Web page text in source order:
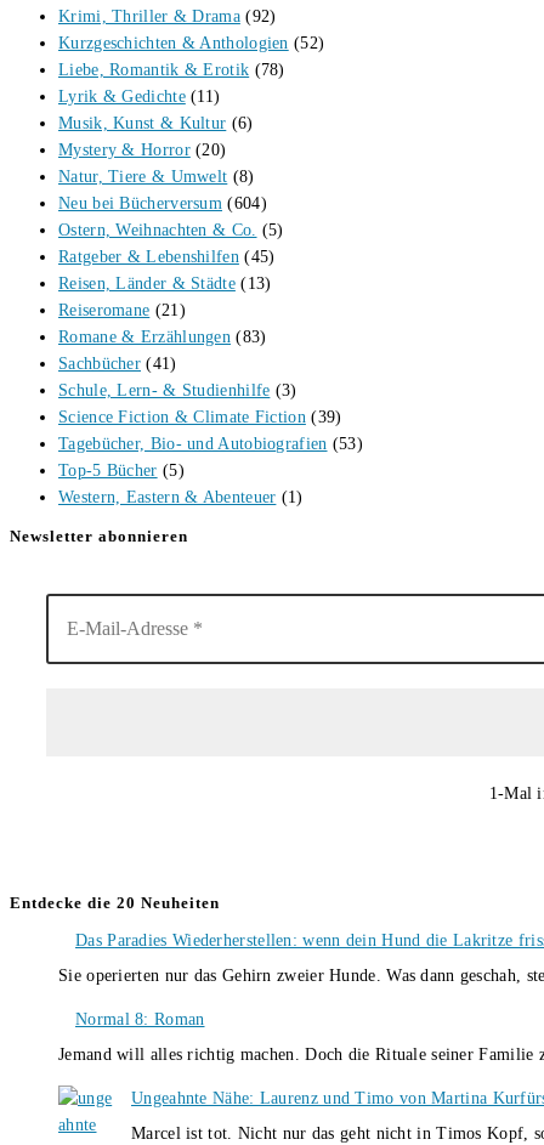
Krimi, Thriller & Drama (92)
Kurzgeschichten & Anthologien (52)
Liebe, Romantik & Erotik (78)
Lyrik & Gedichte (11)
Musik, Kunst & Kultur (6)
Mystery & Horror (20)
Natur, Tiere & Umwelt (8)
Neu bei Bücherversum (604)
Ostern, Weihnachten & Co. (5)
Ratgeber & Lebenshilfen (45)
Reisen, Länder & Städte (13)
Reiseromane (21)
Romane & Erzählungen (83)
Sachbücher (41)
Schule, Lern- & Studienhilfe (3)
Science Fiction & Climate Fiction (39)
Tagebücher, Bio- und Autobiografien (53)
Top-5 Bücher (5)
Western, Eastern & Abenteuer (1)
Newsletter abonnieren
1-Mal
Entdecke die 20 Neuheiten
Das Paradies Wiederherstellen: wenn dein Hund die Lakritze
Sie operierten nur das Gehirn zweier Hunde. Was dann
Normal 8: Roman
Jemand will alles richtig machen. Doch die Rituale seiner
Ungeahnte Nähe: Laurenz und Timo von Martina
Marcel ist tot. Nicht nur das geht nicht in Timos Kopf,